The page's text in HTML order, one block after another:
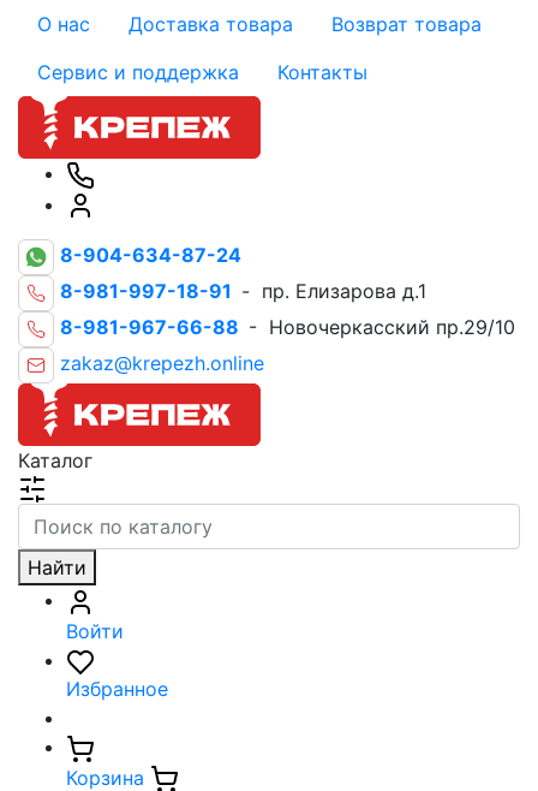
О нас Доставка товара
Возврат товара
Сервис и поддержка
Контакты
8-904-634-87-24
8-981-997-18-91 - пр. Елизарова д.1
8-981-967-66-88 - Новочеркасский пр.29/10
zakaz@krepezh.online
Каталог
Найти
Войти
Избранное
Корзина